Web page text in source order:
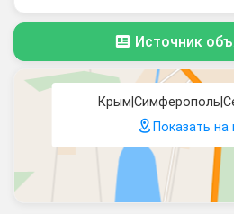
Источник
Показать на